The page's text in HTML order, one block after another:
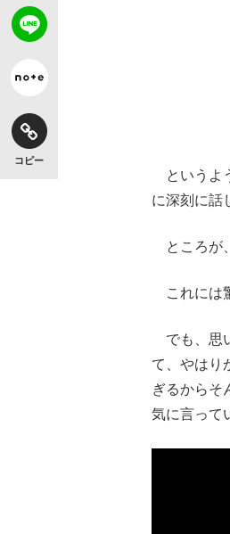
コピー
というよ
に深刻に話
ところが
これには
でも、思
て、やはり
ぎるからそ
気に言って